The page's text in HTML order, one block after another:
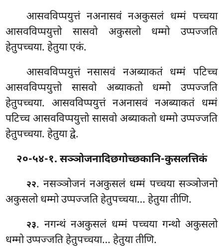
आसवविप्पयुत्तं नअनासवं नअकुसलं धम्मं पच्चया
आसवविप्पयुत्तो सासवो अकुसलो धम्मो उप्पज्जति
हेतुपच्चया. हेतुया एकं.
आसवविप्पयुत्तं नसासवं नअब्याकतं धम्मं पटिच्च
आसवविप्पयुत्तो सासवो अब्याकतो धम्मो उप्पज्जति
हेतुपच्चया. आसवविप्पयुत्तं नअनासवं नअब्याकतं धम्मं
पटिच्च आसवविप्पयुत्तो सासवो अब्याकतो धम्मो उप्पज्जति
हेतुपच्चया. हेतुया द्वे.
२०-५४-१. सञ्ञोजनादिछगोच्छकानि-कुसलत्तिकं
२२. नसञ्ञोजनंनअकुसलं धम्मं पच्चया सञ्ञोजनो
अकुसलो धम्मो उप्पज्जति हेतुपच्चया… हेतुया तीणि.
२३. नगन्थं नअकुसलं धम्मं पच्चया गन्थो अकुसलो
धम्मो उप्पज्जति हेतुपच्चया… हेतुया तीणि.